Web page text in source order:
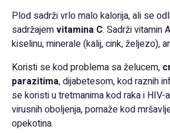
Plod sadrži vrlo malo kalorija, ali se
sadržajemvitamina C. Sadrži vitamin
kiselinu, minerale (kalij, cink, željezo),
Koristi se kod problema sa želucem,
parazitima, dijabetesom, kod raznih
se koristi u tretmanima kod raka i HIV-
virusnih oboljenja, pomaže kod
opekotina.